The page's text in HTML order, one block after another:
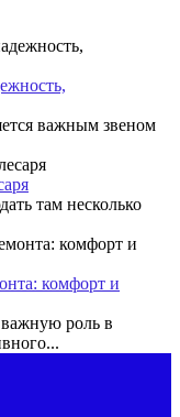
важным звеном
там несколько
комфорт и
роль в